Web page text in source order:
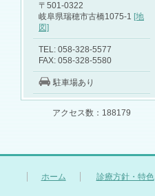
〒501-0322
岐阜県瑞穂市古橋1075-1 [地
図]
TEL: 058-328-5577
FAX: 058-328-5580
駐車場あり
アクセス数：188179
ホーム 診療方針・特色